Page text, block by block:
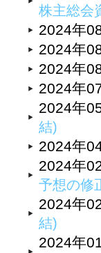
株主総会
2024年
2024年
2024年
2024年
2024年
結)
2024年
2024年
予想の修
2024年
結)
2024年